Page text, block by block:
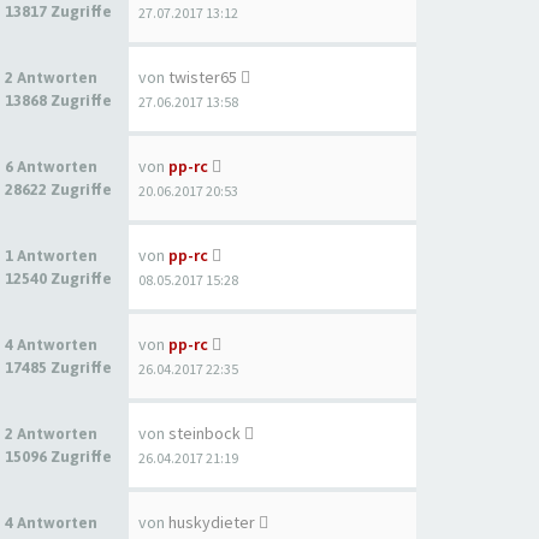
13817 Zugriffe 27.07.2017 13:12
2 Antworten
13868 Zugriffe
von twister65
27.06.2017 13:58
6 Antworten
28622 Zugriffe
von pp-rc
20.06.2017 20:53
1 Antworten
12540 Zugriffe
von pp-rc
08.05.2017 15:28
4 Antworten
17485 Zugriffe
von pp-rc
26.04.2017 22:35
2 Antworten
15096 Zugriffe
von steinbock
26.04.2017 21:19
4 Antworten
von huskydieter